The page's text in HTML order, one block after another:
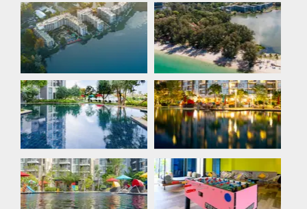
Ariel View Of
Cassia Phuket
Cassia Phuket
Beach
Cassia Splash
Cassia Splash
Area At Night
Main Pool Lobby